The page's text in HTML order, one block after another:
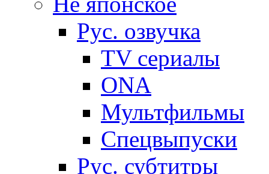
Рус. озвучка
TV сериалы
ONA
Мультфильмы
Спецвыпуски
Рус. субтитры